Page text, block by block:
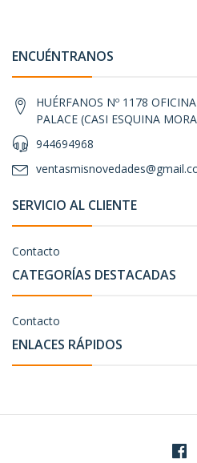
ENCUÉNTRANOS
HUÉRFANOS Nº 1178
PALACE (CASI ESQUINA
944694968
SERVICIO AL CLIENTE
Contacto
CATEGORÍAS DESTACADAS
Contacto
ENLACES RÁPIDOS